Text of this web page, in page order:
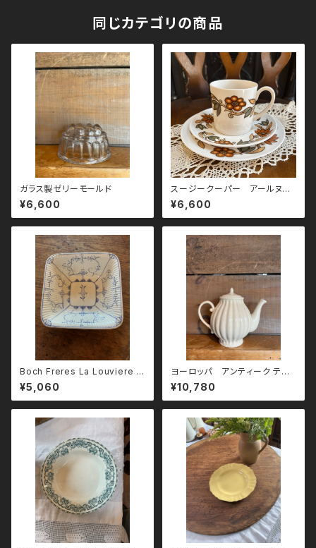
同じカテゴリの商品
ガラス製ゼリーモールド
¥6,600
スージークーパー アールヌー
ボー トリオ
¥6,600
Boch Freres La Louviere ス
クエア深皿
¥5,060
ヨーロッパ アンティーク ティ
ーポット
¥10,780